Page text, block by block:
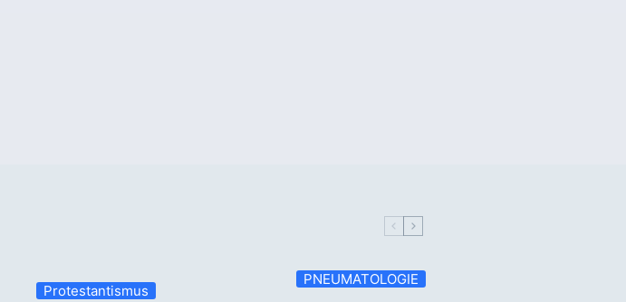
Protestantismus
PNEUMATOLOGIE